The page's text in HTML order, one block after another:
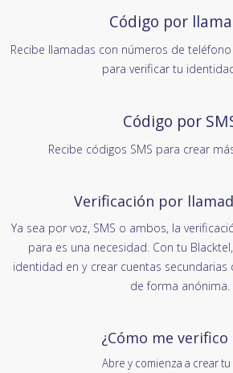
Código por
Recibe llamadas con números de
para verificar tu
Código por
Recibe códigos SMS para crear
Verificación por
Ya sea por voz, SMS o ambos, la
para es una necesidad. Con tu
identidad en y crear cuentas secundarias
de forma anónima.
¿Cómo me verifico
Abre y comienza a crear